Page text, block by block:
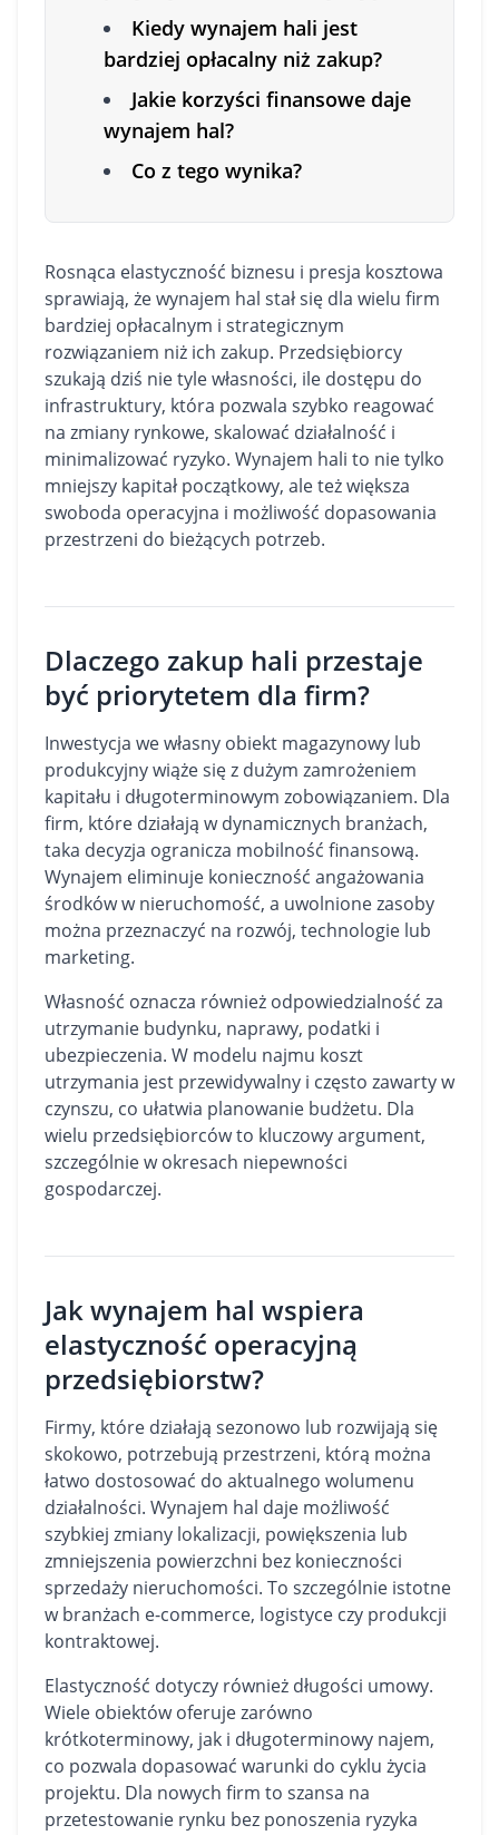
Kiedy wynajem hali jest
bardziej opłacalny niż zakup?
Jakie korzyści finansowe daje
wynajem hal?
Co z tego wynika?
Rosnąca elastyczność biznesu i presja kosztowa
sprawiają, że wynajem hal stał się dla wielu firm
bardziej opłacalnym i strategicznym
rozwiązaniem niż ich zakup. Przedsiębiorcy
szukają dziś nie tyle własności, ile dostępu do
infrastruktury, która pozwala szybko reagować
na zmiany rynkowe, skalować działalność i
minimalizować ryzyko. Wynajem hali to nie tylko
mniejszy kapitał początkowy, ale też większa
swoboda operacyjna i możliwość dopasowania
przestrzeni do bieżących potrzeb.
Dlaczego zakup hali przestaje
być priorytetem dla firm?
Inwestycja we własny obiekt magazynowy lub
produkcyjny wiąże się z dużym zamrożeniem
kapitału i długoterminowym zobowiązaniem. Dla
firm, które działają w dynamicznych branżach,
taka decyzja ogranicza mobilność finansową.
Wynajem eliminuje konieczność angażowania
środków w nieruchomość, a uwolnione zasoby
można przeznaczyć na rozwój, technologie lub
marketing.
Własność oznacza również odpowiedzialność za
utrzymanie budynku, naprawy, podatki i
ubezpieczenia. W modelu najmu koszt
utrzymania jest przewidywalny i często zawarty w
czynszu, co ułatwia planowanie budżetu. Dla
wielu przedsiębiorców to kluczowy argument,
szczególnie w okresach niepewności
gospodarczej.
Jak wynajem hal wspiera
elastyczność operacyjną
przedsiębiorstw?
Firmy, które działają sezonowo lub rozwijają się
skokowo, potrzebują przestrzeni, którą można
łatwo dostosować do aktualnego wolumenu
działalności. Wynajem hal daje możliwość
szybkiej zmiany lokalizacji, powiększenia lub
zmniejszenia powierzchni bez konieczności
sprzedaży nieruchomości. To szczególnie istotne
w branżach e-commerce, logistyce czy produkcji
kontraktowej.
Elastyczność dotyczy również długości umowy.
Wiele obiektów oferuje zarówno
krótkoterminowy, jak i długoterminowy najem,
co pozwala dopasować warunki do cyklu życia
projektu. Dla nowych firm to szansa na
przetestowanie rynku bez ponoszenia ryzyka